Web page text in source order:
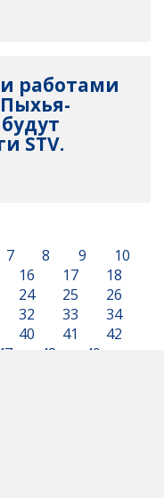
работами
Пыхья-
STV.
7 8 9
10
16 17
18
24 25
26
32 33
34
40 41
42
47 48 49